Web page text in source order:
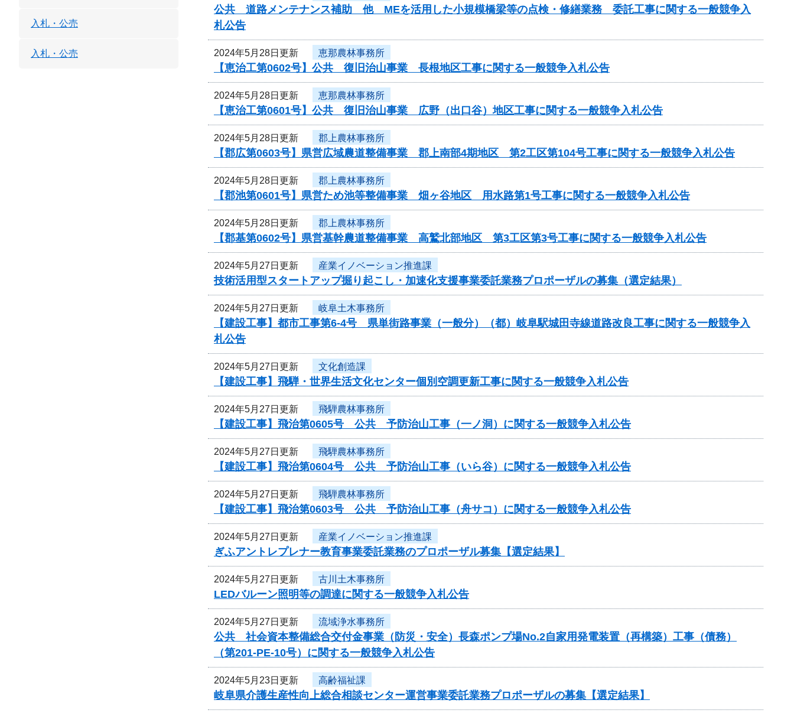
公共 道路メンテナンス補助 他 MEを活用した小規模橋梁等の点検・修繕業務 委託工事に関する一般競争入
札公告
2024年5月28日更新 恵那農林事務所
【恵治工第0602号】公共 復旧治山事業 長根地区工事に関する一般競争入札公告
2024年5月28日更新 恵那農林事務所
【恵治工第0601号】公共 復旧治山事業 広野（出口谷）地区工事に関する一般競争入札公告
2024年5月28日更新 郡上農林事務所
【郡広第0603号】県営広域農道整備事業 郡上南部4期地区 第2工区第104号工事に関する一般競争入札公告
2024年5月28日更新 郡上農林事務所
【郡池第0601号】県営ため池等整備事業 畑ヶ谷地区 用水路第1号工事に関する一般競争入札公告
2024年5月28日更新 郡上農林事務所
【郡基第0602号】県営基幹農道整備事業 高鷲北部地区 第3工区第3号工事に関する一般競争入札公告
2024年5月27日更新 産業イノベーション推進課
技術活用型スタートアップ掘り起こし・加速化支援事業委託業務プロポーザルの募集（選定結果）
2024年5月27日更新 岐阜土木事務所
【建設工事】都市工事第6-4号 県単街路事業（一般分）（都）岐阜駅城田寺線道路改良工事に関する一般競争入
札公告
2024年5月27日更新 文化創造課
【建設工事】飛騨・世界生活文化センター個別空調更新工事に関する一般競争入札公告
2024年5月27日更新 飛騨農林事務所
【建設工事】飛治第0605号 公共 予防治山工事（一ノ洞）に関する一般競争入札公告
2024年5月27日更新 飛騨農林事務所
【建設工事】飛治第0604号 公共 予防治山工事（いら谷）に関する一般競争入札公告
2024年5月27日更新 飛騨農林事務所
【建設工事】飛治第0603号 公共 予防治山工事（舟サコ）に関する一般競争入札公告
2024年5月27日更新 産業イノベーション推進課
ぎふアントレプレナー教育事業委託業務のプロポーザル募集【選定結果】
2024年5月27日更新 古川土木事務所
LEDバルーン照明等の調達に関する一般競争入札公告
2024年5月27日更新 流域浄水事務所
公共 社会資本整備総合交付金事業（防災・安全）長森ポンプ場No.2自家用発電装置（再構築）工事（債務）
（第201-PE-10号）に関する一般競争入札公告
2024年5月23日更新 高齢福祉課
岐阜県介護生産性向上総合相談センター運営事業委託業務プロポーザルの募集【選定結果】
入札・公売
入札・公売